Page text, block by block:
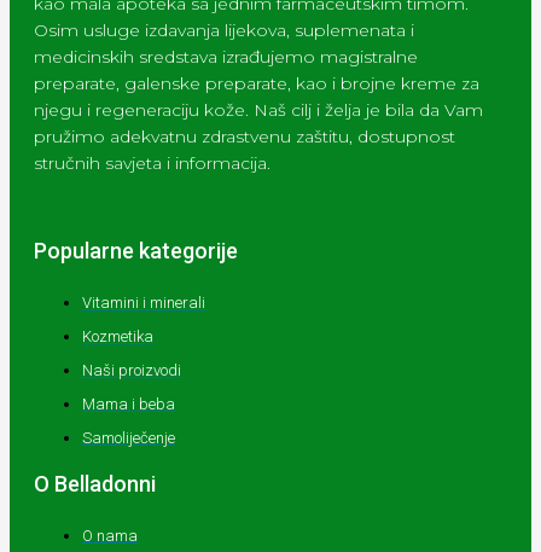
Osim usluge izdavanja lijekova, suplemenata i
medicinskih sredstava izrađujemo magistralne
preparate, galenske preparate, kao i brojne kreme za
njegu i regeneraciju kože. Naš cilj i želja je bila da Vam
pružimo adekvatnu zdrastvenu zaštitu, dostupnost
stručnih savjeta i informacija.
Popularne kategorije
Vitamini i minerali
Kozmetika
Naši proizvodi
Mama i beba
Samoliječenje
O Belladonni
O nama